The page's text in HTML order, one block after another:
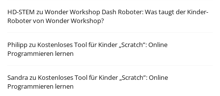
HD-STEM zu Wonder Workshop Dash Roboter: Was taugt der Kinder-
Roboter von Wonder Workshop?
Philippzu Kostenloses Tool für Kinder „Scratch”: Online
Programmieren lernen
Sandrazu Kostenloses Tool für Kinder „Scratch”: Online
Programmieren lernen